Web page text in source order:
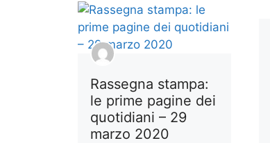
Rassegna stampa:
le prime pagine dei
quotidiani – 29
marzo 2020